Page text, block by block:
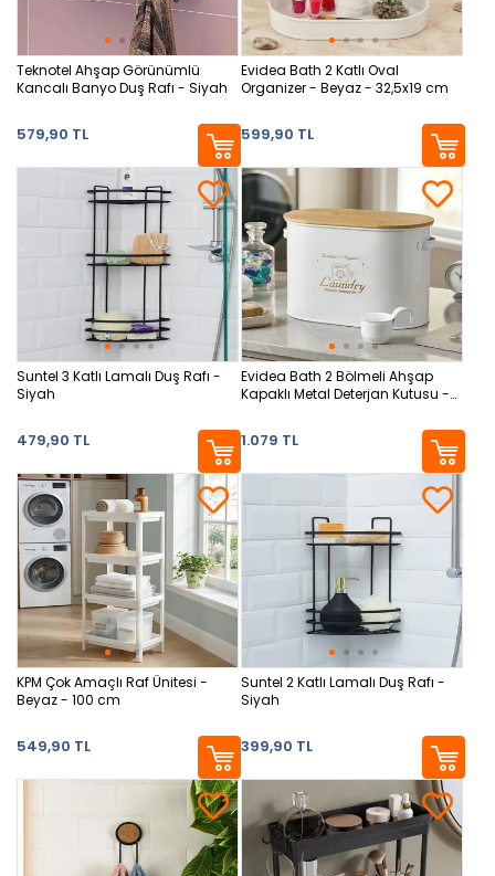
Teknotel Ahşap Görünümlü
Kancalı Banyo Duş Rafı - Siyah
579,90 TL
Evidea Bath 2 Katlı Oval
Organizer - Beyaz - 32,5x19 cm
599,90 TL
Suntel 3 Katlı Lamalı Duş Rafı -
Siyah
479,90 TL
Evidea Bath 2 Bölmeli Ahşap
Kapaklı Metal Deterjan Kutusu -
1.079 TL
KPM Çok Amaçlı Raf Ünitesi -
Beyaz - 100 cm
549,90 TL
Suntel 2 Katlı Lamalı Duş Rafı -
Siyah
399,90 TL